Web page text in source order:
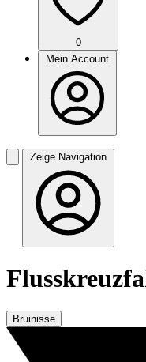
0
Mein Account
Zeige Navigation
Bruinisse